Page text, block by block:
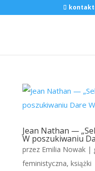
Jean Nathan —
W poszukiwaniu
przez Emilia Nowak|
feministyczna, książki